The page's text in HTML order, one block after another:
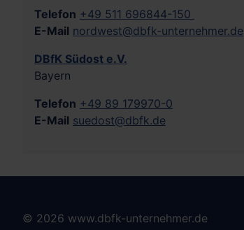
Telefon +49 511 696844-150
E-Mail nordwest@dbfk-unternehmer.de
DBfK Südost e.V.
Bayern
Telefon +49 89 179970-0
E-Mail suedost@dbfk.de
© 2026 www.dbfk-unternehmer.de